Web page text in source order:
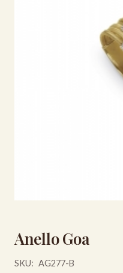
Anello Goa
SKU: AG277-B